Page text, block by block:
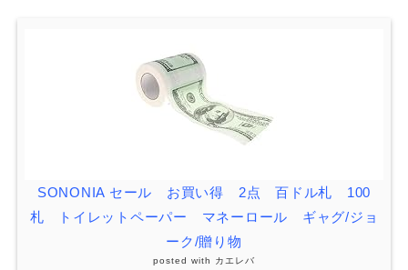
SONONIA セール お買い得 2点 百ドル札 100
札 トイレットペーパー マネーロール ギャグ/ジョ
ーク/贈り物
posted with カエレバ